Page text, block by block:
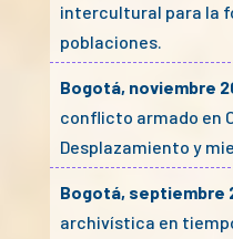
intercultural para la
poblaciones.
Bogotá, noviembre
conflicto armado en
Desplazamiento y
Bogotá, septiembre
archivística en